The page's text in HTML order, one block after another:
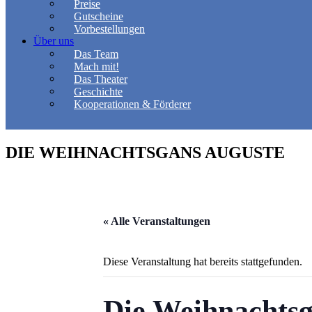
Preise
Gutscheine
Vorbestellungen
Über uns
Das Team
Mach mit!
Das Theater
Geschichte
Kooperationen & Förderer
DIE WEIHNACHTSGANS AUGUSTE
« Alle Veranstaltungen
Diese Veranstaltung hat bereits stattgefunden.